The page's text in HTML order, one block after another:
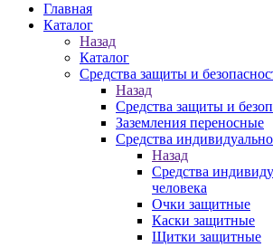
Главная
Каталог
Назад
Каталог
Средства защиты и
Назад
Средства защиты и
Заземления переносные
Средства
Назад
Средства
человека
Очки защитные
Каски защитные
Щитки защитные